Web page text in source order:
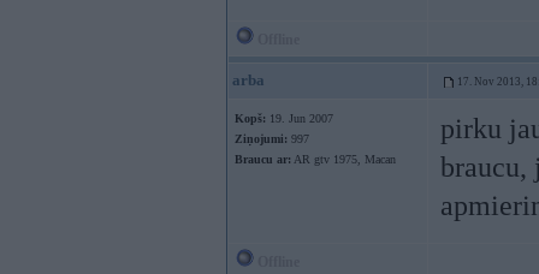
arba 17. Nov 2013,
Kopš: 19. Jun 2007
Ziņojumi: 997
Braucu ar: AR gtv 1975, Macan
pirku
braucu,